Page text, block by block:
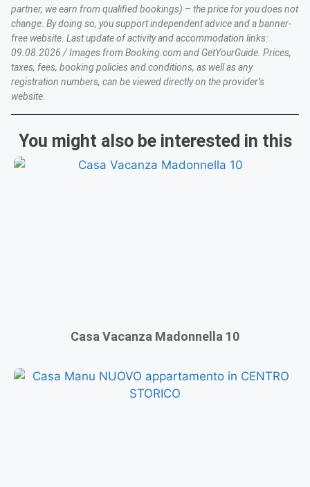
partner, we earn from qualified bookings) – the price for you does not
change. By doing so, you support independent advice and a banner-
free website. Last update of activity and accommodation links:
09.08.2026 / Images from Booking.com and GetYourGuide. Prices,
taxes, fees, booking policies and conditions, as well as any
registration numbers, can be viewed directly on the provider’s
website.
You might also be interested in this
Casa Vacanza Madonnella 10